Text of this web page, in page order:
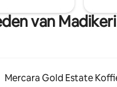
van Madikeri
Mercara Gold Estate